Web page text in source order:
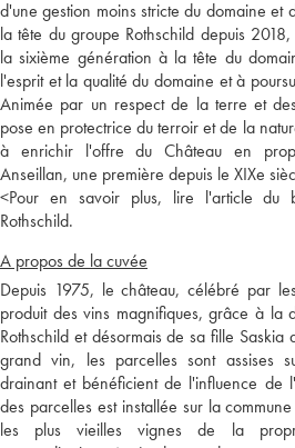
d'une gestion moins stricte du domaine et
la tête du groupe Rothschild depuis
la sixième génération à la tête du
l'esprit et la qualité du domaine et à
Animée par un respect de la terre et
pose en protectrice du terroir et de la
à enrichir l'offre du Château en
Anseillan, une première depuis le XIXe
<Pour en savoir plus, lire l'article du
Rothschild.
A propos de la cuvée
Depuis 1975, le château, célébré par
produit des vins magnifiques, grâce à la
Rothschild et désormais de sa fille Saskia
grand vin, les parcelles sont assises
drainant et bénéficient de l'influence de
des parcelles est installée sur la
les plus vieilles vignes de la